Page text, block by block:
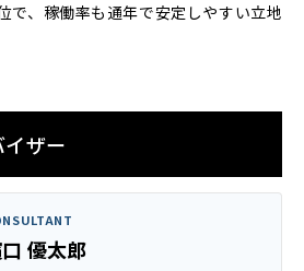
で、稼働率も通年で安定しやすい立地
ザー
優太郎